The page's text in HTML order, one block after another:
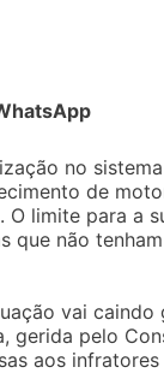
no
de
O limite para a
não
vai caindo
gerida pelo
aos